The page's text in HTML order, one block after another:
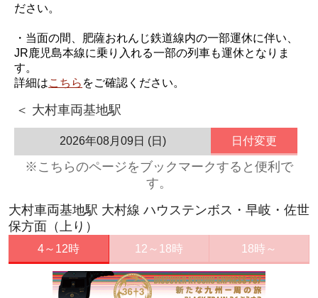
ださい。
・当面の間、肥薩おれんじ鉄道線内の一部運休に伴い、
JR鹿児島本線に乗り入れる一部の列車も運休となりま
す。
詳細はこちら をご確認ください。
＜ 大村車両基地駅
2026年08月09日 (日) 日付変更
※こちらのページをブックマークすると便利で
す。
大村車両基地駅 大村線 ハウステンボス・早岐・佐世
保方面（上り）
4～12時 12～18時 18時～